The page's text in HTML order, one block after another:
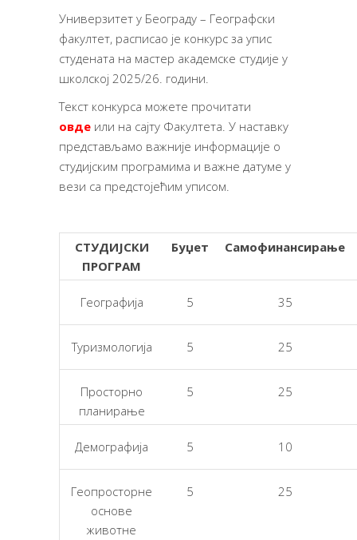
Универзитет у Београду – Географски
факултет, расписао је конкурс за упис
студената на мастер академске студије у
школској 2025/26. години.
Текст конкурса можете прочитати
овде или на сајту Факултета. У наставку
представљамо важније информације о
студијским програмима и важне датуме у
вези са предстојећим уписом.
СТУДИЈСКИ
ПРОГРАМ
Буџет Самофинансирање
Географија 5 35
Туризмологија 5 25
Просторно
планирање
5 25
Демографија 5 10
Геопросторне
основе
животне
5 25